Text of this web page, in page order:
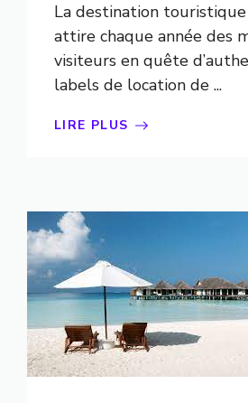
La destination
attire chaque année des
visiteurs en quête
labels de location de ...
LIRE PLUS